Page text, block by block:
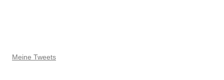
Meine Tweets